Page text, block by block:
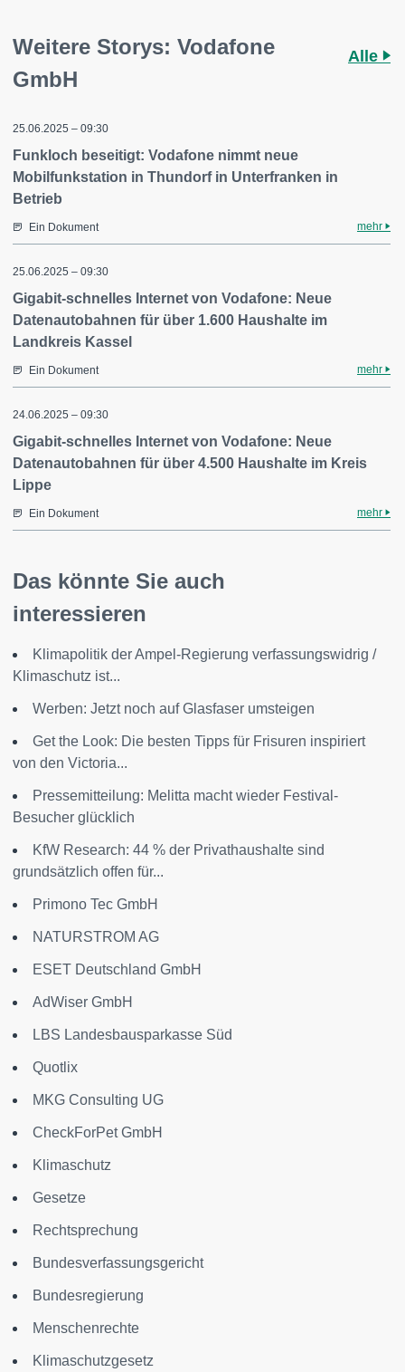
Weitere Storys: Vodafone
GmbH
Alle
25.06.2025 – 09:30
Funkloch beseitigt: Vodafone nimmt neue
Mobilfunkstation in Thundorf in Unterfranken in
Betrieb
Ein Dokument mehr
25.06.2025 – 09:30
Gigabit-schnelles Internet von Vodafone: Neue
Datenautobahnen für über 1.600 Haushalte im
Landkreis Kassel
Ein Dokument mehr
24.06.2025 – 09:30
Gigabit-schnelles Internet von Vodafone: Neue
Datenautobahnen für über 4.500 Haushalte im Kreis
Lippe
Ein Dokument mehr
Das könnte Sie auch
interessieren
Klimapolitik der Ampel-Regierung verfassungswidrig /
Klimaschutz ist...
Werben: Jetzt noch auf Glasfaser umsteigen
Get the Look: Die besten Tipps für Frisuren inspiriert
von den Victoria...
Pressemitteilung: Melitta macht wieder Festival-
Besucher glücklich
KfW Research: 44 % der Privathaushalte sind
grundsätzlich offen für...
Primono Tec GmbH
NATURSTROM AG
ESET Deutschland GmbH
AdWiser GmbH
LBS Landesbausparkasse Süd
Quotlix
MKG Consulting UG
CheckForPet GmbH
Klimaschutz
Gesetze
Rechtsprechung
Bundesverfassungsgericht
Bundesregierung
Menschenrechte
Klimaschutzgesetz